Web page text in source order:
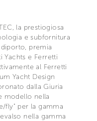
la prestiogiosa
e subfornitura
premia
Yachts e Ferretti
al Ferretti
Yacht Design
dalla Giuria
modello nella
fly" per la gamma
nella gamma